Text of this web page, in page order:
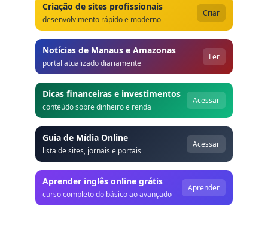
Criação de sites profissionais
desenvolvimento rápido e moderno
Criar
Notícias de Manaus e Amazonas
portal atualizado diariamente
Ler
Dicas financeiras e investimentos
conteúdo sobre dinheiro e renda
Acessar
Guia de Mídia Online
lista de sites, jornais e portais
Acessar
Aprender inglês online grátis
curso completo do básico ao avançado
Aprender